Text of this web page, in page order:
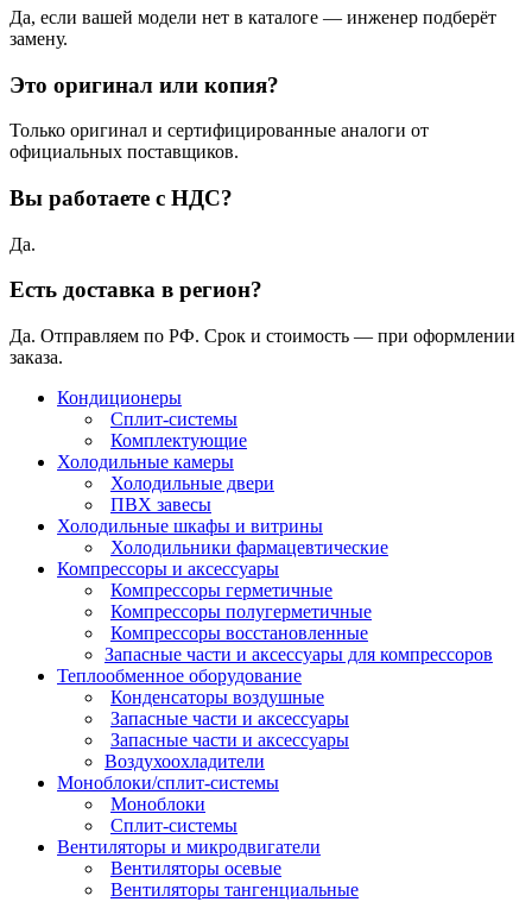
Да, если вашей модели нет в каталоге — инженер подберёт
замену.
Это оригинал или копия?
Только оригинал и сертифицированные аналоги от
официальных поставщиков.
Вы работаете с НДС?
Да.
Есть доставка в регион?
Да. Отправляем по РФ. Срок и стоимость — при оформлении
заказа.
Кондиционеры
Сплит-системы
Комплектующие
Холодильные камеры
Холодильные двери
ПВХ завесы
Холодильные шкафы и витрины
Холодильники фармацевтические
Компрессоры и аксессуары
Компрессоры герметичные
Компрессоры полугерметичные
Компрессоры восстановленные
Запасные части и аксессуары для компрессоров
Теплообменное оборудование
Конденсаторы воздушные
Запасные части и аксессуары
Запасные части и аксессуары
Воздухоохладители
Моноблоки/сплит-системы
Моноблоки
Сплит-системы
Вентиляторы и микродвигатели
Вентиляторы осевые
Вентиляторы тангенциальные